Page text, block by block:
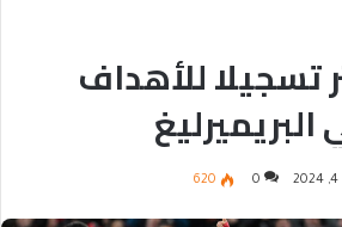
تسجيلا للأهداف
البريميرليغ
0
620